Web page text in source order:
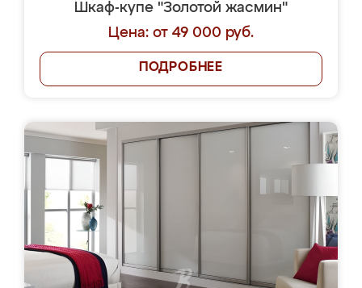
Шкаф-купе "Золотой жасмин"
Цена: от 49 000 руб.
ПОДРОБНЕЕ